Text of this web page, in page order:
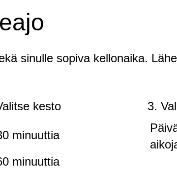
sinulle sopiva kellonaika.
kesto
minuuttia
minuuttia
3.